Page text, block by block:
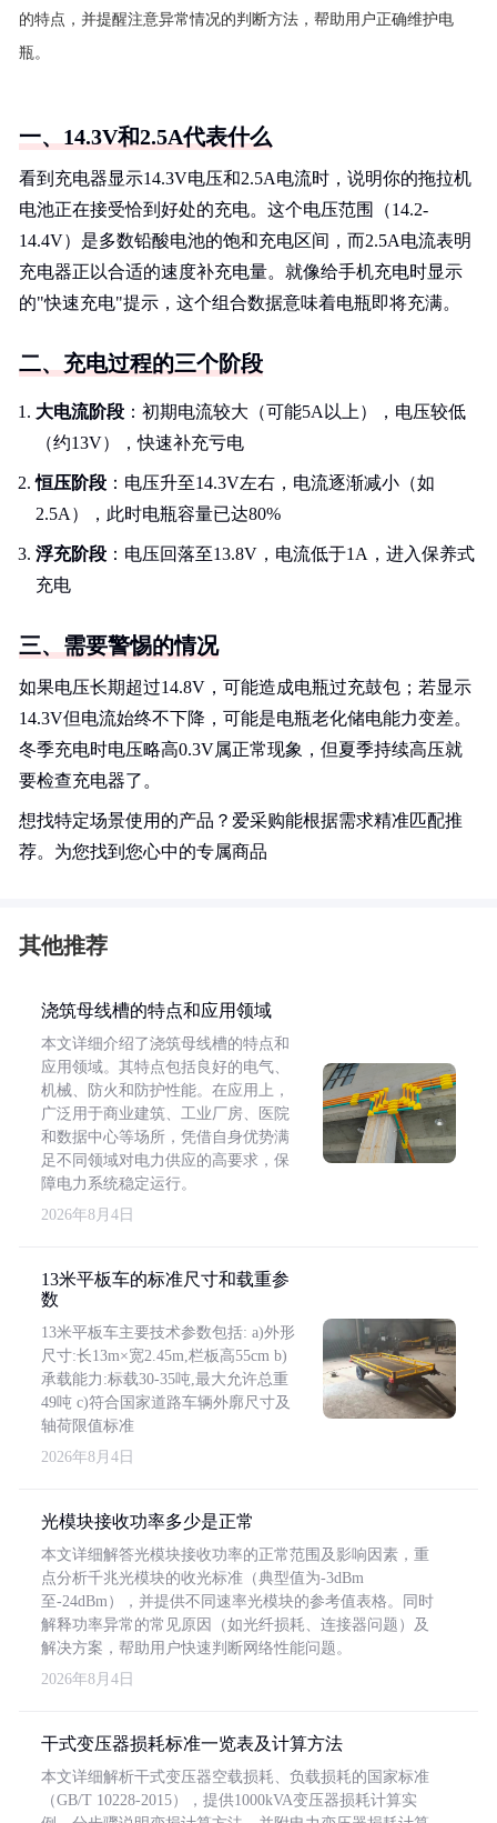
的特点，并提醒注意异常情况的判断方法，帮助用户正确维护电
瓶。
一、14.3V和2.5A代表什么
看到充电器显示14.3V电压和2.5A电流时，说明你的拖拉机
电池正在接受恰到好处的充电。这个电压范围（14.2-
14.4V）是多数铅酸电池的饱和充电区间，而2.5A电流表明
充电器正以合适的速度补充电量。就像给手机充电时显示
的"快速充电"提示，这个组合数据意味着电瓶即将充满。
二、充电过程的三个阶段
大电流阶段 ：初期电流较大（可能5A以上），电压较低
（约13V），快速补充亏电
恒压阶段 ：电压升至14.3V左右，电流逐渐减小（如
2.5A），此时电瓶容量已达80%
浮充阶段 ：电压回落至13.8V，电流低于1A，进入保养式
充电
三、需要警惕的情况
如果电压长期超过14.8V，可能造成电瓶过充鼓包；若显示
14.3V但电流始终不下降，可能是电瓶老化储电能力变差。
冬季充电时电压略高0.3V属正常现象，但夏季持续高压就
要检查充电器了。
想找特定场景使用的产品？爱采购能根据需求精准匹配推
荐。为您找到您心中的专属商品
其他推荐
浇筑母线槽的特点和应用领域
本文详细介绍了浇筑母线槽的特点和
应用领域。其特点包括良好的电气、
机械、防火和防护性能。在应用上，
广泛用于商业建筑、工业厂房、医院
和数据中心等场所，凭借自身优势满
足不同领域对电力供应的高要求，保
障电力系统稳定运行。
2026年8月4日
13米平板车的标准尺寸和载重参
数
13米平板车主要技术参数包括: a)外形
尺寸:长13m×宽2.45m,栏板高55cm b)
承载能力:标载30-35吨,最大允许总重
49吨 c)符合国家道路车辆外廓尺寸及
轴荷限值标准
2026年8月4日
光模块接收功率多少是正常
本文详细解答光模块接收功率的正常范围及影响因素，重
点分析千兆光模块的收光标准（典型值为-3dBm
至-24dBm），并提供不同速率光模块的参考值表格。同时
解释功率异常的常见原因（如光纤损耗、连接器问题）及
解决方案，帮助用户快速判断网络性能问题。
2026年8月4日
干式变压器损耗标准一览表及计算方法
本文详细解析干式变压器空载损耗、负载损耗的国家标准
（GB/T 10228-2015），提供1000kVA变压器损耗计算实